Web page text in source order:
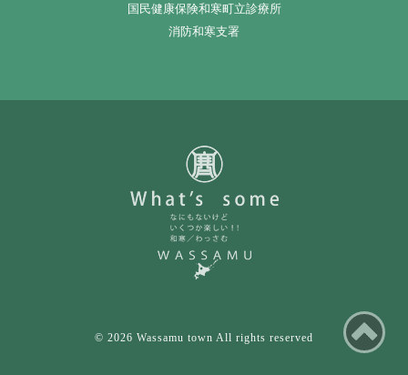
国民健康保険和寒町立診療所
消防和寒支署
© 2026 Wassamu town All rights reserved
ペ